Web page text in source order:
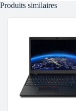
Produits similaires